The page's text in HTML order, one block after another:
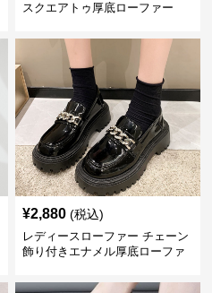
スクエアトゥ厚底ローファー
¥2,880 (税込)
レディースローファー チェーン
飾り付きエナメル厚底ローファ